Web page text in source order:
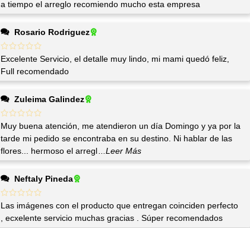
a tiempo el arreglo recomiendo mucho esta empresa
Rosario Rodriguez
Excelente Servicio, el detalle muy lindo, mi mami quedó feliz,
Full recomendado
Zuleima Galindez
Muy buena atención, me atendieron un día Domingo y ya por la
tarde mi pedido se encontraba en su destino. Ni hablar de las
flores... hermoso el arregl
...Leer Más
Neftaly Pineda
Las imágenes con el producto que entregan coinciden perfecto
, ecxelente servicio muchas gracias . Súper recomendados